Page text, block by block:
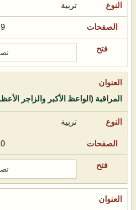
تربية
المراقبة (الواعظ الأكبر والزاجر
تربية